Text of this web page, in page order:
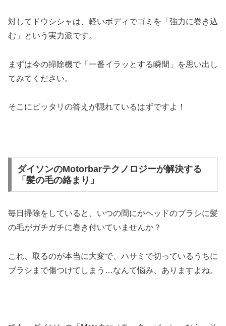
対してドウシシャは、軽いボディでゴミを「強力に巻き込
む」という実力派です。
まずは今の掃除機で「一番イラッとする瞬間」を思い出し
てみてください。
そこにピッタリの答えが隠れているはずですよ！
ダイソンのMotorbarテクノロジーが解決する
「髪の毛の絡まり」
毎日掃除をしていると、いつの間にかヘッドのブラシに髪
の毛がガチガチに巻き付いていませんか？
これ、取るのが本当に大変で、ハサミで切っているうちに
ブラシまで傷つけてしまう…なんて悩み、ありますよね。